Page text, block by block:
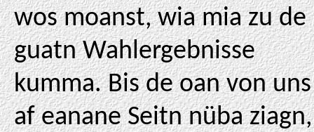
wos moanst, wia mia zu de
guatn Wahlergebnisse
kumma. Bis de oan von uns
af eanane Seitn nüba ziagn,